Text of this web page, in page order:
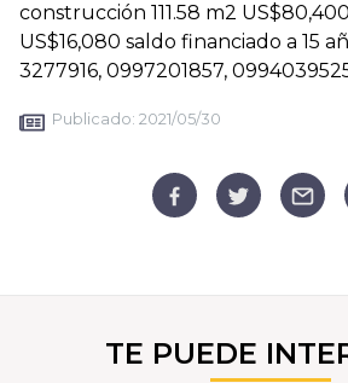
construcción 111.58 m2
US$16,080 saldo financiado a 15
3277916, 0997201857,
Publicado: 2021/05/30
TE PUEDE